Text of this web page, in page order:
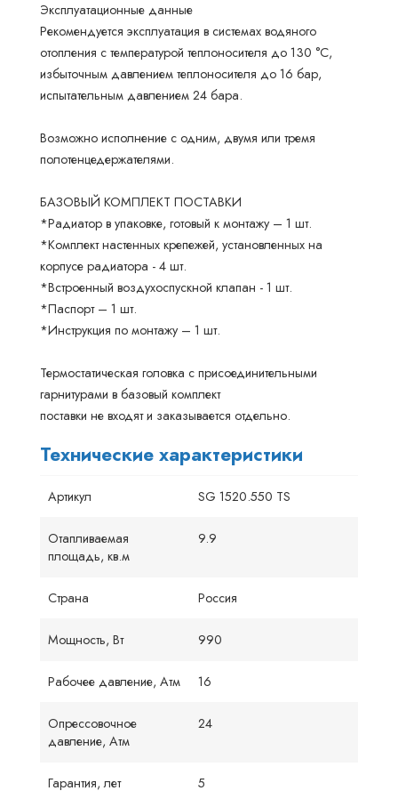
Эксплуатационные данные
Рекомендуется эксплуатация в системах водяного
отопления с температурой теплоносителя до 130 °С,
избыточным давлением теплоносителя до 16 бар,
испытательным давлением 24 бара.
Возможно исполнение с одним, двумя или тремя
полотенцедержателями.
БАЗОВЫЙ КОМПЛЕКТ ПОСТАВКИ
*Радиатор в упаковке, готовый к монтажу – 1 шт.
*Комплект настенных крепежей, установленных на
корпусе радиатора - 4 шт.
*Встроенный воздухоспускной клапан - 1 шт.
*Паспорт – 1 шт.
*Инструкция по монтажу – 1 шт.
Термостатическая головка с присоединительными
гарнитурами в базовый комплект
поставки не входят и заказывается отдельно.
Технические характеристики
Артикул SG 1520.550 TS
Отапливаемая
площадь, кв.м
9.9
Страна Россия
Мощность, Вт 990
Рабочее давление, Атм 16
Опрессовочное
давление, Атм
24
Гарантия, лет 5